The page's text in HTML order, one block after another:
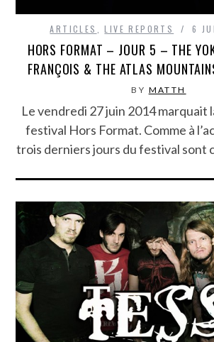
ARTICLES ,LIVE REPORTS 6
HORS FORMAT – JOUR 5 – THE
FRANÇOIS & THE ATLAS
BY MATTH
Le vendredi 27 juin 2014 marquait
festival Hors Format. Comme à
trois derniers jours du festival sont